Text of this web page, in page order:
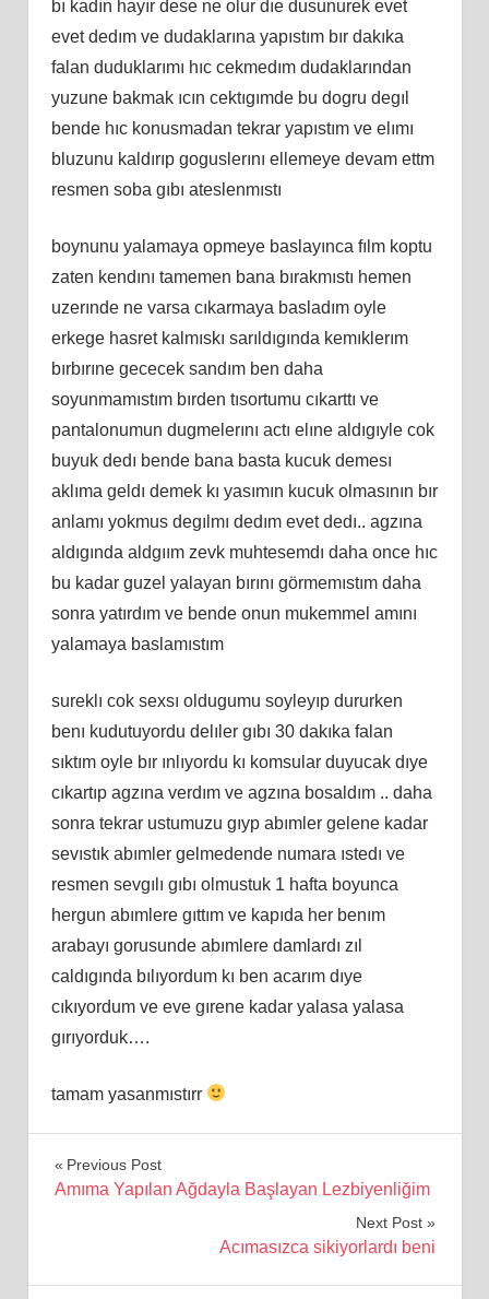
bı kadın hayır dese ne olur dıe dusunurek evet
evet dedım ve dudaklarına yapıstım bır dakıka
falan duduklarımı hıc cekmedım dudaklarından
yuzune bakmak ıcın cektıgımde bu dogru degıl
bende hıc konusmadan tekrar yapıstım ve elımı
bluzunu kaldırıp goguslerını ellemeye devam ettm
resmen soba gıbı ateslenmıstı
boynunu yalamaya opmeye baslayınca fılm koptu
zaten kendını tamemen bana bırakmıstı hemen
uzerınde ne varsa cıkarmaya basladım oyle
erkege hasret kalmıskı sarıldıgında kemıklerım
bırbırıne gececek sandım ben daha
soyunmamıstım bırden tısortumu cıkarttı ve
pantalonumun dugmelerını actı elıne aldıgıyle cok
buyuk dedı bende bana basta kucuk demesı
aklıma geldı demek kı yasımın kucuk olmasının bır
anlamı yokmus degılmı dedım evet dedı.. agzına
aldıgında aldgıım zevk muhtesemdı daha once hıc
bu kadar guzel yalayan bırını görmemıstım daha
sonra yatırdım ve bende onun mukemmel amını
yalamaya baslamıstım
sureklı cok sexsı oldugumu soyleyıp dururken
benı kudutuyordu delıler gıbı 30 dakıka falan
sıktım oyle bır ınlıyordu kı komsular duyucak dıye
cıkartıp agzına verdım ve agzına bosaldım .. daha
sonra tekrar ustumuzu gıyp abımler gelene kadar
sevıstık abımler gelmedende numara ıstedı ve
resmen sevgılı gıbı olmustuk 1 hafta boyunca
hergun abımlere gıttım ve kapıda her benım
arabayı gorusunde abımlere damlardı zıl
caldıgında bılıyordum kı ben acarım dıye
cıkıyordum ve eve gırene kadar yalasa yalasa
gırıyorduk….
tamam yasanmıstırr
Yazı
Previous Post
Amıma Yapılan Ağdayla Başlayan Lezbiyenliğim
Next Post
Acımasızca sikiyorlardı beni